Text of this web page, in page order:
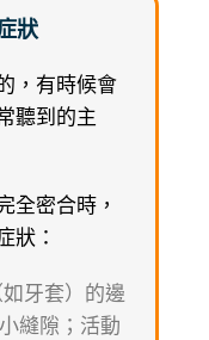
狀
，有時候會
聽到的主
全密合時，
狀：
牙套）的邊
縫隙；活動